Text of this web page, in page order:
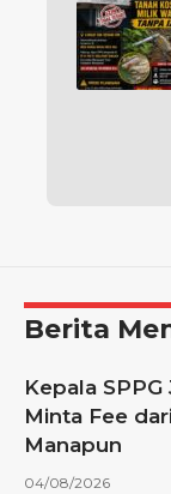
Berita
Kepala
Minta Fee
Manapun
04/08/2026